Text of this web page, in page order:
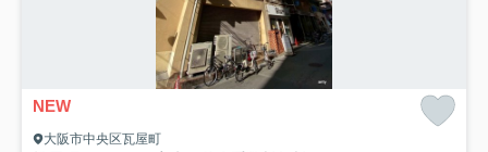
NEW
大阪市中央区瓦屋町